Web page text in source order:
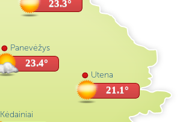
Kėdainiai
Panevėžys
23.4°
23.3°
Utena
21.1°